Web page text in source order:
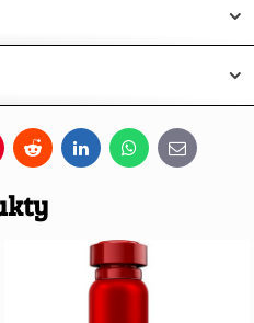
Reddit LinkedInWhatsApp
E-
mail